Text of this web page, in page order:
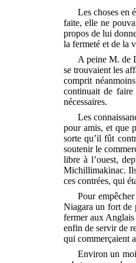
Les choses en
faite, elle ne
propos de lui
la fermeté et de la
A peine M. de
se trouvaient les
comprit
continuait de
nécessaires.
Les
pour amis, et que
sorte qu’il fût
soutenir le
libre à l’ouest,
Michillimakinac. Ils
ces contrées, qui
Pour
Niagara un fort de
fermer aux Anglais
enfin de servir de
qui commerçaient
Environ un